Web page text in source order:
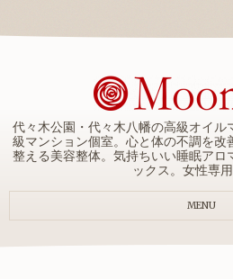
代々木公園・代々木八幡の高級オイル
級マンション個室。心と体の不調を改
整える美容整体。気持ちいい睡眠アロ
ックス。女性専用
MENU